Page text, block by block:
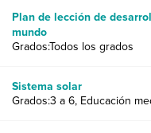
Plan de lección de
mundo
Grados:Todos los grados
Sistema solar
Grados:3 a 6, Educación